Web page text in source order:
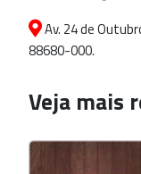
Av. 24 de
88680-000.
Veja mais